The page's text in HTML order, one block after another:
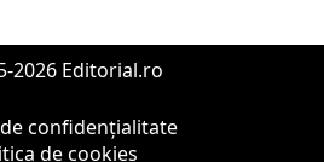
2026 Editorial.ro
confidențialitate
de cookies